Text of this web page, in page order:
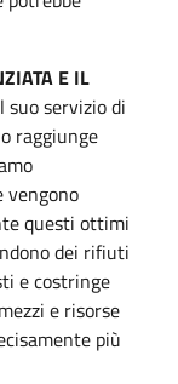
E IL
suo servizio di
raggiunge
vengono
questi ottimi
dei rifiuti
e costringe
e risorse
più